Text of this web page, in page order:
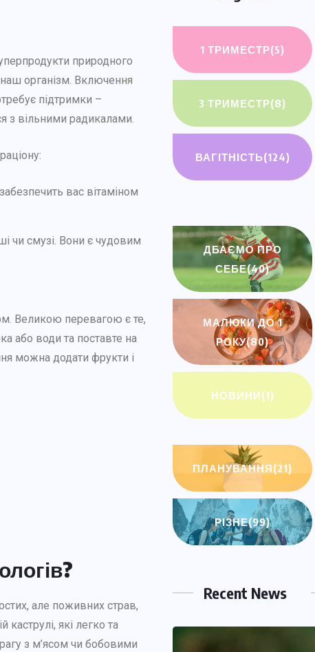
природного
організм. Включення
підтримки –
з вільними радикалами.
вас вітаміном
чи смузі. Вони є чудовим
Великою перевагою є те,
або води та поставте на
можна додати фрукти і
але поживних страв,
каструлі, які легко та
з м’ясом чи бобовими
1 ТРИМЕСТР(5)
3 ТРИМЕСТР(8)
ВАГІТНІСТЬ(124)
ДБАЄМО ПРО
СЕБЕ(40)
МАЛЮКИ ДО 1
РОКУ(80)
НОВИНИ(1)
ПЛАНУВАННЯ(21)
РІЗНЕ(99)
Recent News